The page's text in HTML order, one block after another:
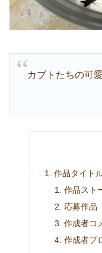
カブトたちの可
作品タイト
作品スト
応募作品
作成者コ
作成者プ